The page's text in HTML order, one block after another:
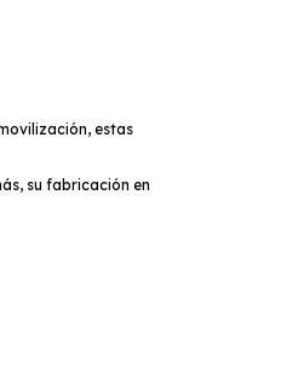
estas
su fabricación en